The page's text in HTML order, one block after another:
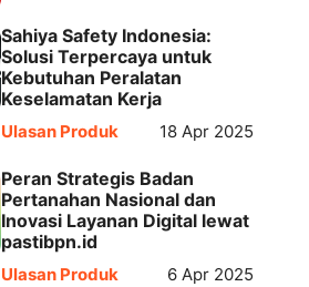
Sahiya Safety Indonesia:
Solusi Terpercaya untuk
Kebutuhan Peralatan
Keselamatan Kerja
Ulasan Produk 18 Apr 2025
Peran Strategis Badan
Pertanahan Nasional dan
Inovasi Layanan Digital lewat
pastibpn.id
Ulasan Produk 6 Apr 2025